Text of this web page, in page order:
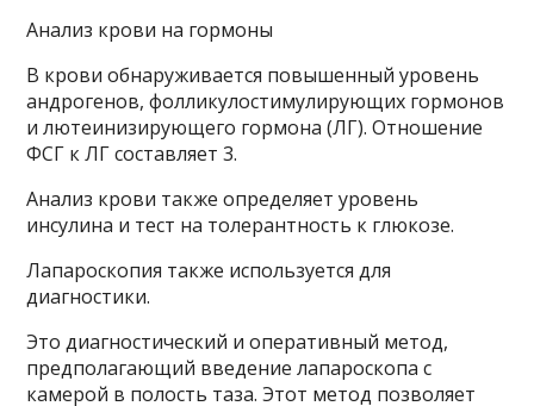
Анализ крови на гормоны
В крови обнаруживается повышенный уровень
андрогенов, фолликулостимулирующих гормонов
и лютеинизирующего гормона (ЛГ). Отношение
ФСГ к ЛГ составляет 3.
Анализ крови также определяет уровень
инсулина и тест на толерантность к глюкозе.
Лапароскопия также используется для
диагностики.
Это диагностический и оперативный метод,
предполагающий введение лапароскопа с
камерой в полость таза. Этот метод позволяет